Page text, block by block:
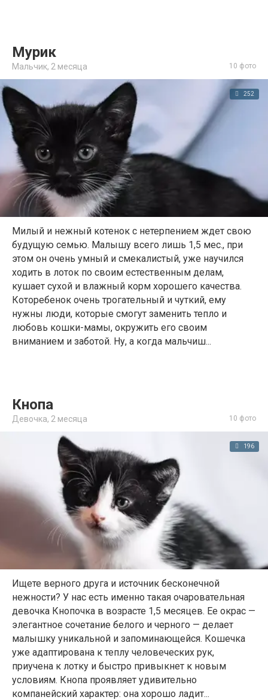
Мурик
Мальчик, 2 месяца 10 фото
252
Милый и нежный котенок с нетерпением ждет свою
будущую семью. Малышу всего лишь 1,5 мес., при
этом он очень умный и смекалистый, уже научился
ходить в лоток по своим естественным делам,
кушает сухой и влажный корм хорошего качества.
Которебенок очень трогательный и чуткий, ему
нужны люди, которые смогут заменить тепло и
любовь кошки-мамы, окружить его своим
вниманием и заботой. Ну, а когда мальчиш...
Кнопа
Девочка, 2 месяца 10 фото
196
Ищете верного друга и источник бесконечной
нежности? У нас есть именно такая очаровательная
девочка Кнопочка в возрасте 1,5 месяцев. Ее окрас —
элегантное сочетание белого и черного — делает
малышку уникальной и запоминающейся. Кошечка
уже адаптирована к теплу человеческих рук,
приучена к лотку и быстро привыкнет к новым
условиям. Кнопа проявляет удивительно
компанейский характер: она хорошо ладит...